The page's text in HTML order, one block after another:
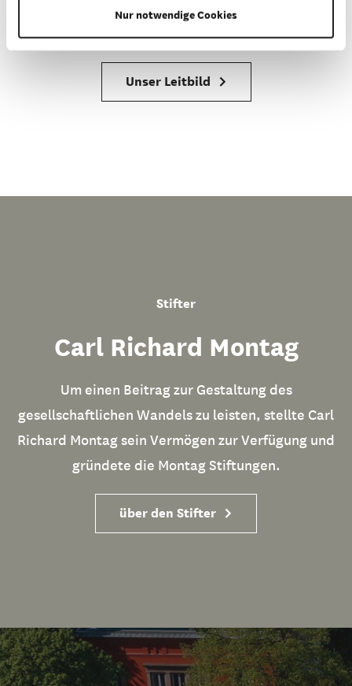
Nur notwendige Cookies
und Inklusion in der Gesellschaft.
Unser Leitbild
Stifter
Carl Richard Montag
Um einen Beitrag zur Gestaltung des
gesellschaftlichen Wandels zu leisten, stellte Carl
Richard Montag sein Vermögen zur Verfügung und
gründete die Montag Stiftungen.
über den Stifter